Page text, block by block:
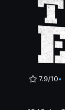
7.9/10